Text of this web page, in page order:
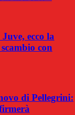
ecco la
con
di Pellegrini: